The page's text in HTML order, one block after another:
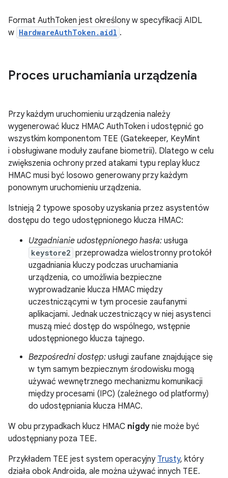
Format AuthToken jest określony w specyfikacji AIDL
w HardwareAuthToken.aidl .
Proces uruchamiania urządzenia
Przy każdym uruchomieniu urządzenia należy
wygenerować klucz HMAC AuthToken i udostępnić go
wszystkim komponentom TEE (Gatekeeper, KeyMint
i obsługiwane moduły zaufane biometrii). Dlatego w celu
zwiększenia ochrony przed atakami typu replay klucz
HMAC musi być losowo generowany przy każdym
ponownym uruchomieniu urządzenia.
Istnieją 2 typowe sposoby uzyskania przez asystentów
dostępu do tego udostępnionego klucza HMAC:
Uzgadnianie udostępnionego hasła: usługa
keystore2 przeprowadza wielostronny protokół
uzgadniania kluczy podczas uruchamiania
urządzenia, co umożliwia bezpieczne
wyprowadzanie klucza HMAC między
uczestniczącymi w tym procesie zaufanymi
aplikacjami. Jednak uczestniczący w niej asystenci
muszą mieć dostęp do wspólnego, wstępnie
udostępnionego klucza tajnego.
Bezpośredni dostęp: usługi zaufane znajdujące się
w tym samym bezpiecznym środowisku mogą
używać wewnętrznego mechanizmu komunikacji
między procesami (IPC) (zależnego od platformy)
do udostępniania klucza HMAC.
W obu przypadkach klucz HMAC nigdy nie może być
udostępniany poza TEE.
Przykładem TEE jest system operacyjny Trusty, który
działa obok Androida, ale można używać innych TEE.